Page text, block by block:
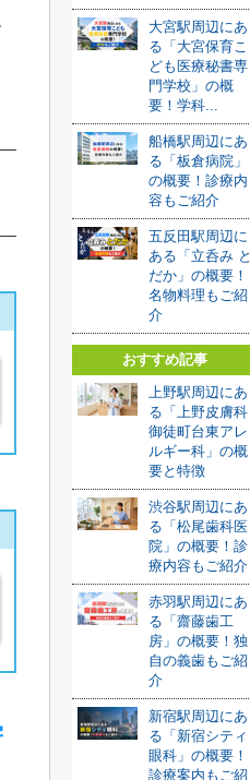
大宮駅周辺にあ
る「大宮保育こ
ども医療秘書専
門学校」の概
要！学科...
船橋駅周辺にあ
る「板倉病院」
の概要！診療内
容もご紹介
五反田駅周辺に
ある「立呑み と
だか」の概要！
名物料理もご紹
介
おすすめ記事
上野駅周辺にあ
る「上野皮膚科
御徒町台東アレ
ルギー科」の概
要と特徴
渋谷駅周辺にあ
る「松尾歯科医
院」の概要！診
療内容もご紹介
赤羽駅周辺にあ
る「齋藤歯工
房」の概要！独
自の義歯もご紹
介
新宿駅周辺にあ
る「新宿シティ
眼科」の概要！
診療案内もご紹